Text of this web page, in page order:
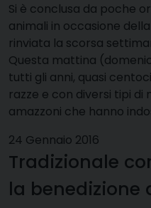
Si è conclusa da poche
animali in occasione
rinviata la scorsa
Questa mattina
tutti gli anni, quasi
razze e con diversi tipi di
amazzoni che hanno
24 Gennaio 2016
Tradizionale
la benedizione